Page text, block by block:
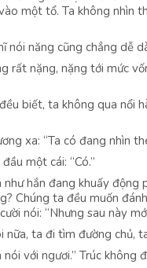
một tổ. Ta không nhìn
nói năng cũng chẳng dễ
nặng, nặng tới mức
biết, ta không qua nổi
xa: “Ta có đang nhìn
một cái: “Có.”
hắn đang khuấy
Chúng ta đều muốn
nói: “Nhưng sau này
ta đi tìm đường chủ,
với ngươi.” Trúc